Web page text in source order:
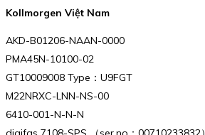
Kollmorgen Việt Nam
AKD-B01206-NAAN-0000
PMA45N-10100-02
GT10009008 Type：U9FGT
M22NRXC-LNN-NS-00
6410-001-N-N-N